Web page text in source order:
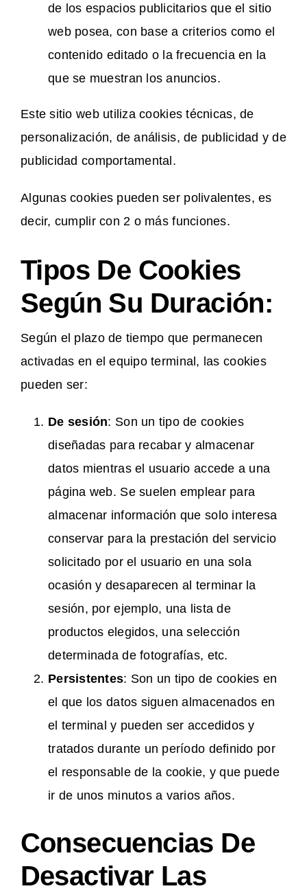
de los espacios publicitarios que el sitio
web posea, con base a criterios como el
contenido editado o la frecuencia en la
que se muestran los anuncios.
Este sitio web utiliza cookies técnicas, de
personalización, de análisis, de publicidad y de
publicidad comportamental.
Algunas cookies pueden ser polivalentes, es
decir, cumplir con 2 o más funciones.
Tipos De Cookies
Según Su Duración:
Según el plazo de tiempo que permanecen
activadas en el equipo terminal, las cookies
pueden ser:
De sesión: Son un tipo de cookies
diseñadas para recabar y almacenar
datos mientras el usuario accede a una
página web. Se suelen emplear para
almacenar información que solo interesa
conservar para la prestación del servicio
solicitado por el usuario en una sola
ocasión y desaparecen al terminar la
sesión, por ejemplo, una lista de
productos elegidos, una selección
determinada de fotografías, etc.
Persistentes: Son un tipo de cookies en
el que los datos siguen almacenados en
el terminal y pueden ser accedidos y
tratados durante un período definido por
el responsable de la cookie, y que puede
ir de unos minutos a varios años.
Consecuencias De
Desactivar Las